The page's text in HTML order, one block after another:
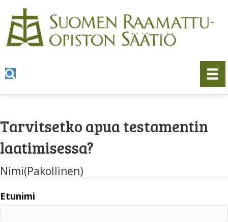
Tarvitsetko apua testamentin
laatimisessa?
Nimi(Pakollinen)
Etunimi